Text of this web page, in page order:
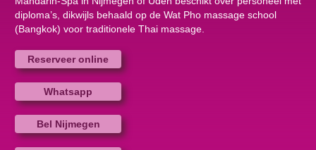
diploma’s, dikwijls behaald op de Wat Pho massage school
(Bangkok) voor traditionele Thai massage.
Reserveer online
Whatsapp
Bel Nijmegen